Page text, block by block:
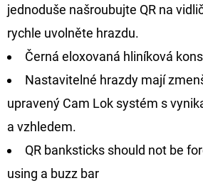
jednoduše našroubujte QR na
rychle uvolněte hrazdu.
Černá eloxovaná hliníková
Nastavitelné hrazdy mají
upravený Cam Lok systém s
a vzhledem.
QR banksticks should not be
using a buzz bar